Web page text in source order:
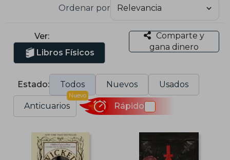
Ordenar por
Ver:
Libros Físicos
Comparte y
gana dinero
Estado: Todos Nuevos Usados
Anticuarios
Nuevo
Rápido